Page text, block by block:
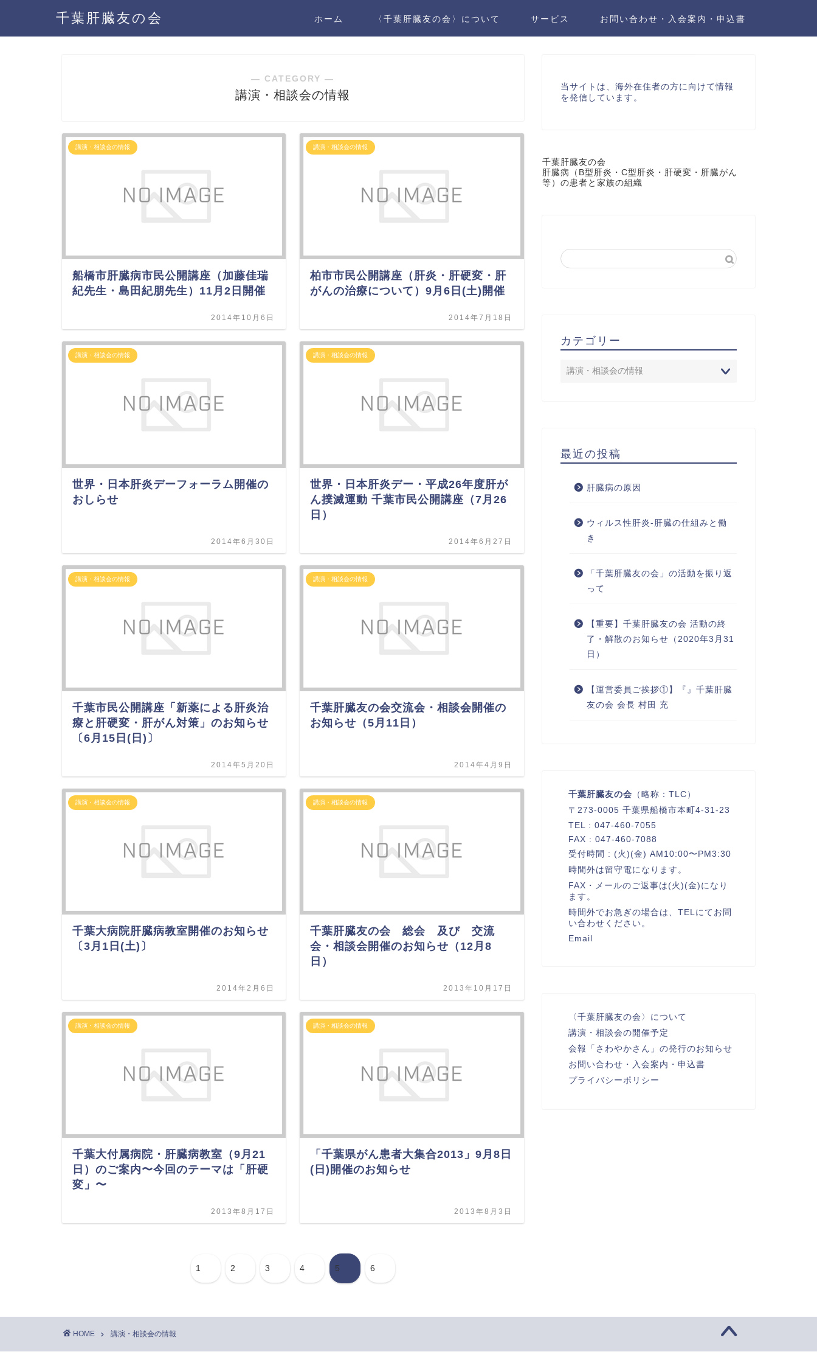
千葉肝臓友の会 ホーム 〈千葉肝臓友の会〉について サービス お問い合わせ・入会案内・申込書
― CATEGORY ―
講演・相談会の情報
講演・相談会の情報
船橋市肝臓病市民公開講座（加藤佳瑞
紀先生・島田紀朋先生）11月2日開催
2014年10月6日
講演・相談会の情報
柏市市民公開講座（肝炎・肝硬変・肝
がんの治療について）9月6日(土)開催
2014年7月18日
講演・相談会の情報
世界・日本肝炎デーフォーラム開催の
おしらせ
2014年6月30日
講演・相談会の情報
世界・日本肝炎デー・平成26年度肝が
ん撲滅運動 千葉市民公開講座（7月26
日）
2014年6月27日
講演・相談会の情報
千葉市民公開講座「新薬による肝炎治
療と肝硬変・肝がん対策」のお知らせ
〔6月15日(日)〕
2014年5月20日
講演・相談会の情報
千葉肝臓友の会交流会・相談会開催の
お知らせ（5月11日）
2014年4月9日
講演・相談会の情報
千葉大病院肝臓病教室開催のお知らせ
〔3月1日(土)〕
2014年2月6日
講演・相談会の情報
千葉肝臓友の会 総会 及び 交流
会・相談会開催のお知らせ（12月8
日）
2013年10月17日
講演・相談会の情報
千葉大付属病院・肝臓病教室（9月21
日）のご案内〜今回のテーマは「肝硬
変」〜
2013年8月17日
講演・相談会の情報
「千葉県がん患者大集合2013」9月8日
(日)開催のお知らせ
2013年8月3日
1 2 3 4 5 6
当サイトは、海外在住者の方に向けて情報
を発信しています。
千葉肝臓友の会
肝臓病（B型肝炎・C型肝炎・肝硬変・肝臓がん
等）の患者と家族の組織
カテゴリー
最近の投稿
肝臓病の原因
ウィルス性肝炎-肝臓の仕組みと働
き
「千葉肝臓友の会」の活動を振り返
って
【重要】千葉肝臓友の会 活動の終
了・解散のお知らせ（2020年3月31
日）
【運営委員ご挨拶①】『』千葉肝臓
友の会 会長 村田 充
千葉肝臓友の会 （略称：TLC）
〒273-0005 千葉県船橋市本町4-31-23
TEL : 047-460-7055
FAX : 047-460-7088
受付時間 : (火)(金) AM10:00〜PM3:30
時間外は留守電になります。
FAX・メールのご返事は(火)(金)になり
ます。
時間外でお急ぎの場合は、TELにてお問
い合わせください。
Email
〈千葉肝臓友の会〉について
講演・相談会の開催予定
会報「さわやかさん」の発行のお知らせ
お問い合わせ・入会案内・申込書
プライバシーポリシー
HOME 講演・相談会の情報